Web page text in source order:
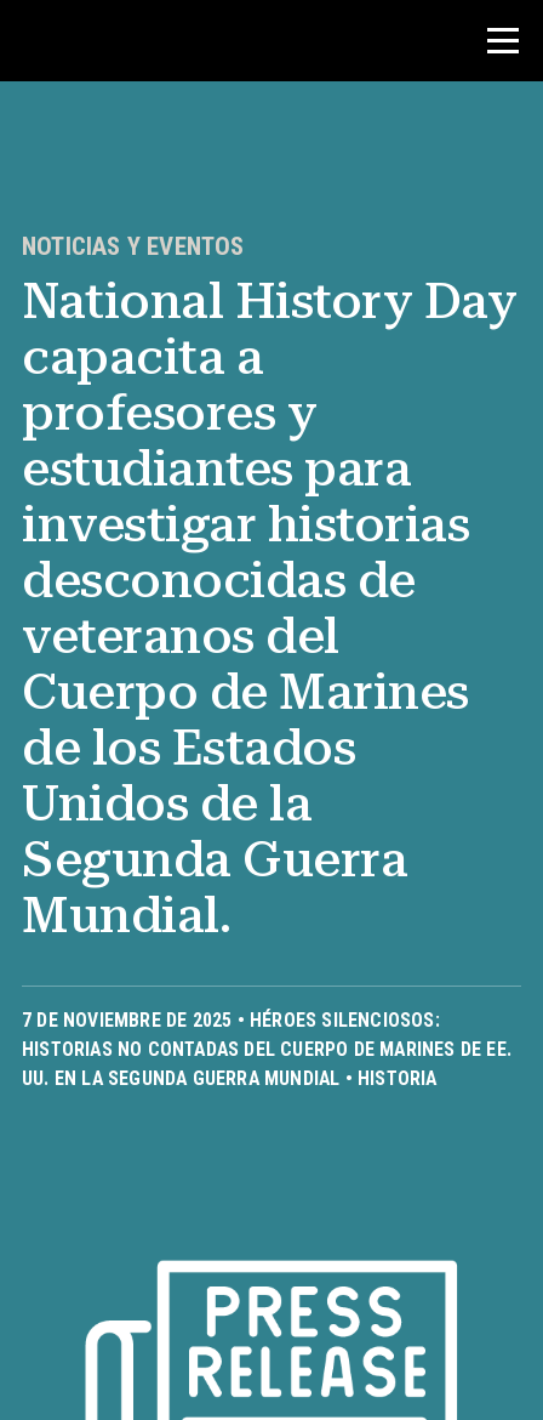
Recursos para maestros
Noticias y Eventos
Acerca de NHD ®
Involucrarse
NOTICIAS Y EVENTOS
National History Day
capacita a
profesores y
estudiantes para
investigar historias
desconocidas de
veteranos del
Cuerpo de Marines
de los Estados
Unidos de la
Segunda Guerra
Mundial.
7 DE NOVIEMBRE DE 2025 • HÉROES SILENCIOSOS:
HISTORIAS NO CONTADAS DEL CUERPO DE MARINES DE EE.
UU. EN LA SEGUNDA GUERRA MUNDIAL • HISTORIA